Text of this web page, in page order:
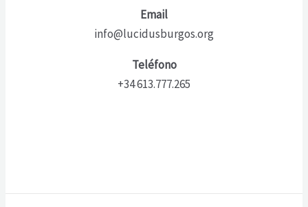
Email
info@lucidusburgos.org
Teléfono
+34 613.777.265